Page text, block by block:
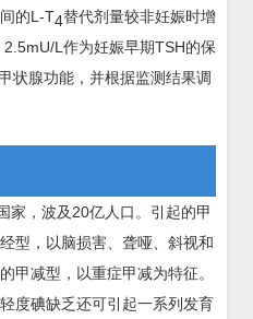
的L-T4替代剂量较非妊娠时增
L作为妊娠早期TSH的保
状腺功能，并根据监测结果调
家，波及20亿人口。引起的甲
型，以脑损害、聋哑、斜视和
甲减型，以重症甲减为特征。
度碘缺乏还可引起一系列发育